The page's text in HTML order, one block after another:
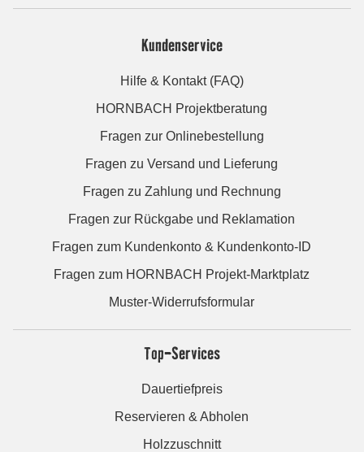
Kundenservice
Hilfe & Kontakt (FAQ)
HORNBACH Projektberatung
Fragen zur Onlinebestellung
Fragen zu Versand und Lieferung
Fragen zu Zahlung und Rechnung
Fragen zur Rückgabe und Reklamation
Fragen zum Kundenkonto & Kundenkonto-ID
Fragen zum HORNBACH Projekt-Marktplatz
Muster-Widerrufsformular
Top-Services
Dauertiefpreis
Reservieren & Abholen
Holzzuschnitt